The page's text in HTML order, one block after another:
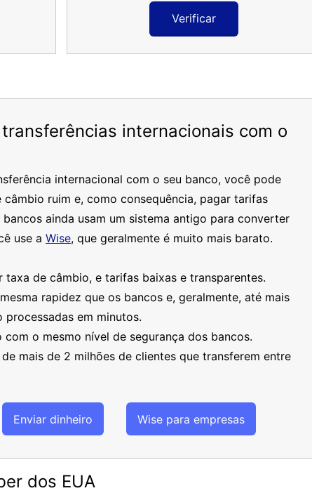
Verificar
internacionais com o
internacional com o seu banco, você pode
ruim e, como consequência, pagar tarifas
ainda usam um sistema antigo para converter
use a Wise, que geralmente é muito mais barato.
taxa de câmbio, e tarifas baixas e transparentes.
rapidez que os bancos e, geralmente, até mais
processadas em minutos.
o mesmo nível de segurança dos bancos.
mais de 2 milhões de clientes que transferem entre
Enviar dinheiro Wise para empresas
dos EUA